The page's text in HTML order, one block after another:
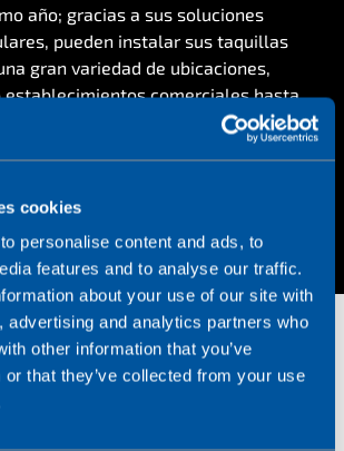
cookies
personalise content and ads, to
features and to analyse our traffic.
about your use of our site with
advertising and analytics partners who
other information that you’ve
or that they’ve collected from your use
año; gracias a sus soluciones
pueden instalar sus taquillas
gran variedad de ubicaciones,
establecimientos comerciales hasta